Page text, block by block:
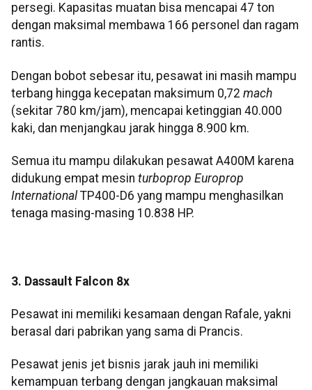
persegi. Kapasitas muatan bisa mencapai 47 ton
dengan maksimal membawa 166 personel dan ragam
rantis.
Dengan bobot sebesar itu, pesawat ini masih mampu
terbang hingga kecepatan maksimum 0,72 mach
(sekitar 780 km/jam), mencapai ketinggian 40.000
kaki, dan menjangkau jarak hingga 8.900 km.
Semua itu mampu dilakukan pesawat A400M karena
didukung empat mesin turboprop Europrop
International TP400-D6 yang mampu menghasilkan
tenaga masing-masing 10.838 HP.
3. Dassault Falcon 8x
Pesawat ini memiliki kesamaan dengan Rafale, yakni
berasal dari pabrikan yang sama di Prancis.
Pesawat jenis jet bisnis jarak jauh ini memiliki
kemampuan terbang dengan jangkauan maksimal